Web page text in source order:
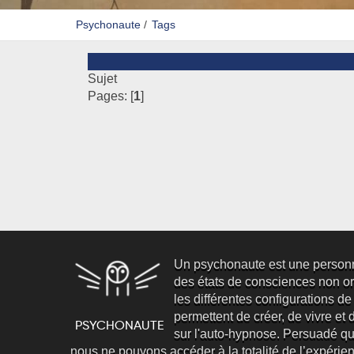
Psychonaute/ Tags
Sujet
Pages: [1]
Un psychonaute est une
des états de consciences non
les différentes configurations
permettent de créer, de vivre et
sur l'auto-hypnose. Persuadé
nous ne pouvons accéder à la totalité de